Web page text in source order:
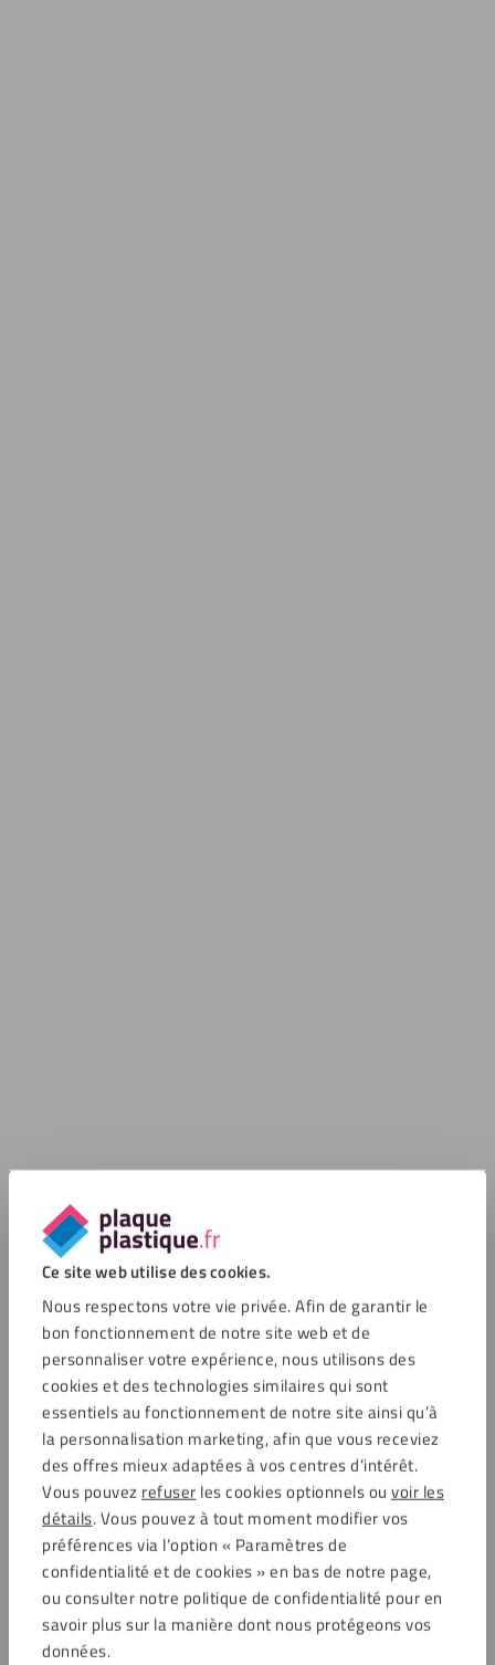
Ce site web utilise des cookies.
Nous respectons votre vie privée. Afin de garantir le
bon fonctionnement de notre site web et de
personnaliser votre expérience, nous utilisons des
cookies et des technologies similaires qui sont
essentiels au fonctionnement de notre site ainsi qu’à
la personnalisation marketing, afin que vous receviez
des offres mieux adaptées à vos centres d’intérêt.
Vous pouvezrefuserles cookies optionnels ou voir les
détails. Vous pouvez à tout moment modifier vos
préférences via l’option « Paramètres de
confidentialité et de cookies » en bas de notre page,
ou consulter notre politique de confidentialité pour en
savoir plus sur la manière dont nous protégeons vos
données.